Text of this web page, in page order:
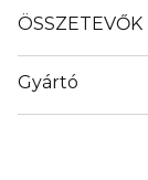
ÖSSZETEVŐK
Gyártó